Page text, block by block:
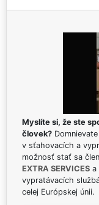
Myslíte si, že ste
človek?
v sťahovacích a
možnosť stať sa
EXTRA SERVICES a
vypratávacích
celej Európskej únii.